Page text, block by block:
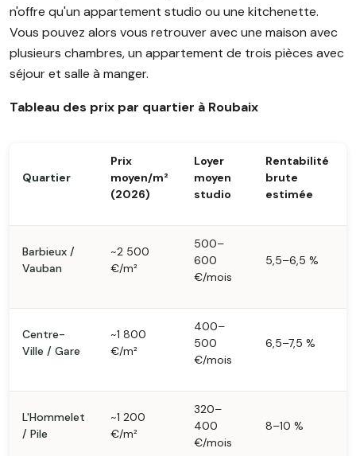
n'offre qu'un appartement studio ou une kitchenette.
Vous pouvez alors vous retrouver avec une maison avec
plusieurs chambres, un appartement de trois pièces avec
séjour et salle à manger.
Tableau des prix par quartier à Roubaix
Quartier
Prix
moyen/m²
(2026)
Loyer
moyen
studio
Rentabilité
brute
estimée
Barbieux /
Vauban
~2 500
€/m²
500–
600
€/mois
5,5–6,5 %
Centre-
Ville / Gare
~1 800
€/m²
400–
500
€/mois
6,5–7,5 %
L'Hommelet
/ Pile
~1 200
€/m²
320–
400
€/mois
8–10 %